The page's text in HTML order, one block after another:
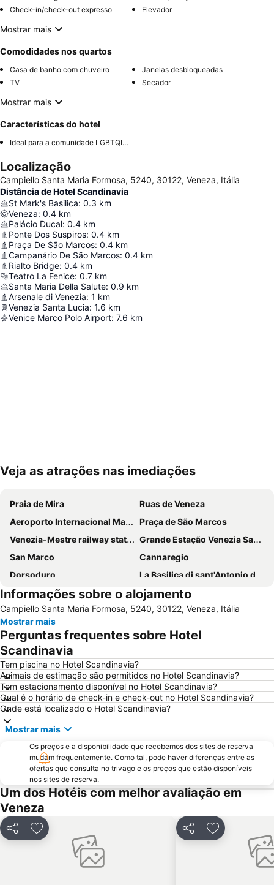
Check-in/check-out expresso
Elevador
Mostrar mais
Comodidades nos quartos
Casa de banho com chuveiro
Janelas desbloqueadas
TV
Secador
Mostrar mais
Características do hotel
Ideal para a comunidade LGBTQIA+
Localização
Campiello Santa Maria Formosa, 5240, 30122, Veneza, Itália
Distância de Hotel Scandinavia
St Mark's Basilica: 0.3 km
Veneza: 0.4 km
Palácio Ducal: 0.4 km
Ponte Dos Suspiros: 0.4 km
Praça De São Marcos: 0.4 km
Campanário De São Marcos: 0.4 km
Rialto Bridge: 0.4 km
Teatro La Fenice: 0.7 km
Santa Maria Della Salute: 0.9 km
Arsenale di Venezia: 1 km
Venezia Santa Lucia: 1.6 km
Venice Marco Polo Airport: 7.6 km
Ampliar mapa
Veja as atrações nas imediações
Praia de Mira
Ruas de Veneza
Aeroporto Internacional Marco Polo
Praça de São Marcos
Venezia-Mestre railway station
Grande Estação Venezia Santa Lucia
San Marco
Cannaregio
Dorsoduro
La Basilica di sant'Antonio di Padova
Marghera
Padova Central Station
Terminal di Piazzale Roma
Padova Vintage Festival
Grande Canal
Ponte de Rialto
Carnevale di Venezia
Aeroporto Treviso
Santa Croce
San Polo
Giudecca
Palácio Ducal
Lido
Port of Venice
Rosa Salva
Sottomarina
Casinò di Venezia
Lido Venezia
Mestre Fil Fest
PadovaFiere
Al Graspo de Ua
Campo San Polo
Favaro Veneto
Sino San Marco
Daniele Manin
La Biennale di Venezia
Informações sobre o alojamento
Campiello Santa Maria Formosa, 5240, 30122, Veneza, Itália
Mostrar mais
Perguntas frequentes sobre Hotel
Scandinavia
Tem piscina no Hotel Scandinavia?
Animais de estimação são permitidos no Hotel Scandinavia?
Tem estacionamento disponível no Hotel Scandinavia?
Qual é o horário de check-in e check-out no Hotel Scandinavia?
Onde está localizado o Hotel Scandinavia?
Mostrar mais
Os preços e a disponibilidade que recebemos dos sites de reserva
mudam frequentemente. Como tal, pode haver diferenças entre as
ofertas que consulta no trivago e os preços que estão disponíveis
nos sites de reserva.
Um dos Hotéis com melhor avaliação em
Veneza
PartilharAdicionar aos favoritos PartilharAdicionar